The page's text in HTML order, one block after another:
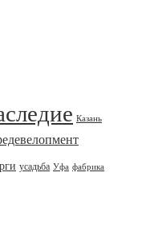
Казань
усадьба Уфа фабрика